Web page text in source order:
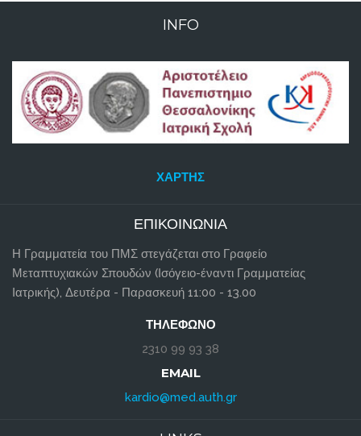
INFO
ΧΆΡΤΗΣ
ΕΠΙΚΟΙΝΩΝΊΑ
Η Γραμματεία του ΠΜΣ στεγάζεται στο Γραφείο
Μεταπτυχιακών Σπουδών (Ισόγειο-έναντι Γραμματείας
Ιατρικής), Δευτέρα - Παρασκευή 11:00 - 13.00
ΤΗΛΈΦΩΝΟ
2310 99 93 38
EMAIL
kardio@med.auth.gr